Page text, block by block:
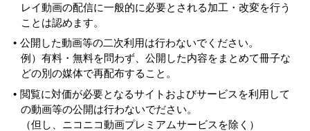
レイ動画の配信に一般的に必要とされる加工・改変を行う
ことは認めます。
公開した動画等の二次利用は行わないでください。
例）有料・無料を問わず、公開した内容をまとめて冊子な
どの別の媒体で再配布すること。
閲覧に対価が必要となるサイトおよびサービスを利用して
の動画等の公開は行わないでださい。
（但し、ニコニコ動画プレミアムサービスを除く）